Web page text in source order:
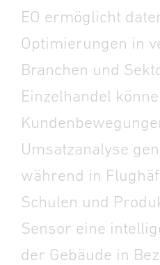
EO ermöglicht
Optimierungen in
Branchen und
Einzelhandel
Umsatzanalyse
während in
Schulen und
Sensor eine
der Gebäude in